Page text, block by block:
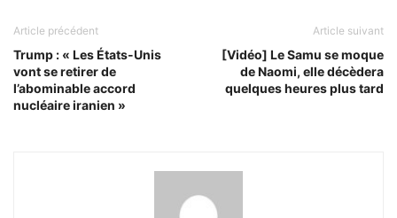
Article précédent
Trump : « Les États-Unis
vont se retirer de
l’abominable accord
nucléaire iranien »
Article suivant
[Vidéo] Le Samu se moque
de Naomi, elle décèdera
quelques heures plus tard